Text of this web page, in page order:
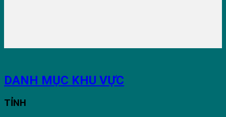
DANH MỤC KHU VỰC
TỈNH